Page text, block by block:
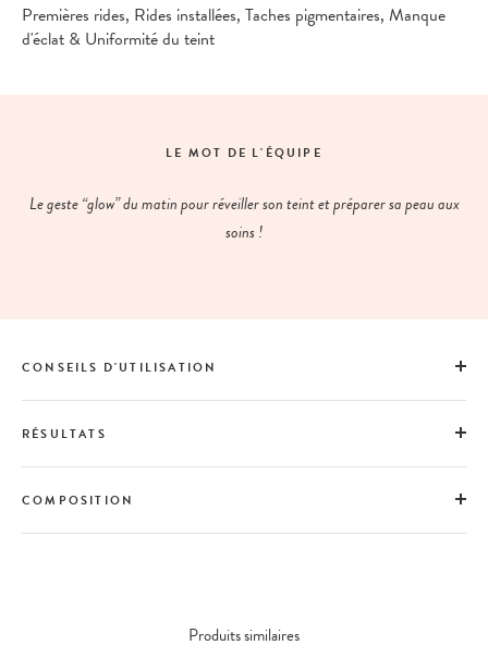
Premières rides, Rides installées, Taches pigmentaires, Manque
d'éclat & Uniformité du teint
LE MOT DE L'ÉQUIPE
Le geste “glow” du matin pour réveiller son teint et préparer sa peau aux
soins !
CONSEILS D'UTILISATION
RÉSULTATS
COMPOSITION
Produits similaires